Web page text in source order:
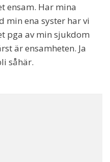
ensam. Har mina
min ena syster har vi
pga av min sjukdom
är ensamheten. Ja
såhär.